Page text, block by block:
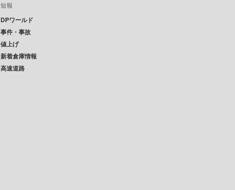
短報
DPワールド
事件・事故
値上げ
新着倉庫情報
高速道路